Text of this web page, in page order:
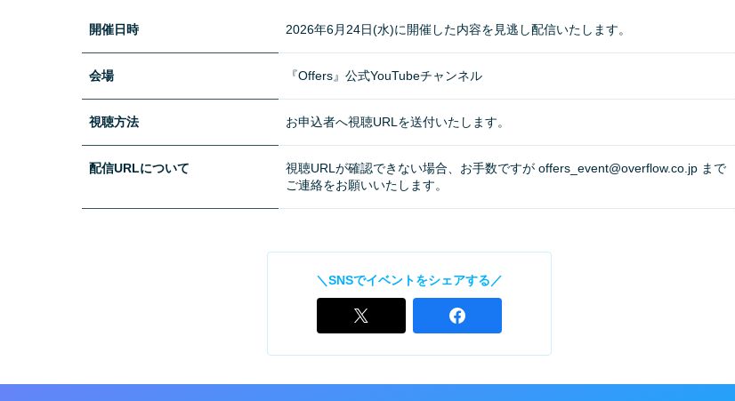
開催日時 2026年6月24日(水)に開催した内容を見逃し配信いたします。
会場 『Offers』公式YouTubeチャンネル
視聴方法 お申込者へ視聴URLを送付いたします。
配信URLについて
視聴URLが確認できない場合、お手数ですが offers_event@overflow.co.jp まで
ご連絡をお願いいたします。
＼SNSでイベントをシェアする／